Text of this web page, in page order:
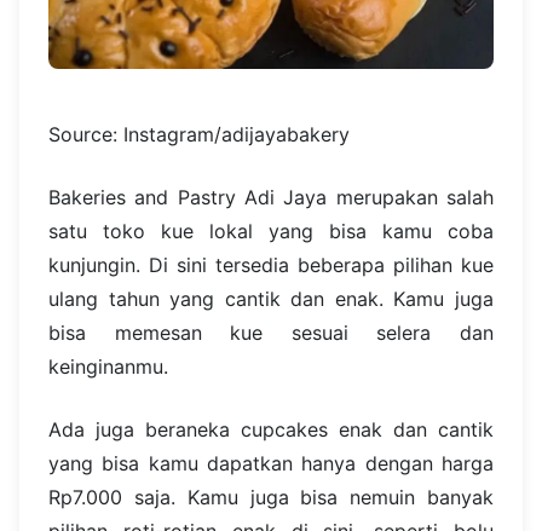
Source: Instagram/adijayabakery
Bakeries and Pastry Adi Jaya merupakan salah
satu toko kue lokal yang bisa kamu coba
kunjungin. Di sini tersedia beberapa pilihan kue
ulang tahun yang cantik dan enak. Kamu juga
bisa memesan kue sesuai selera dan
keinginanmu.
Ada juga beraneka cupcakes enak dan cantik
yang bisa kamu dapatkan hanya dengan harga
Rp7.000 saja. Kamu juga bisa nemuin banyak